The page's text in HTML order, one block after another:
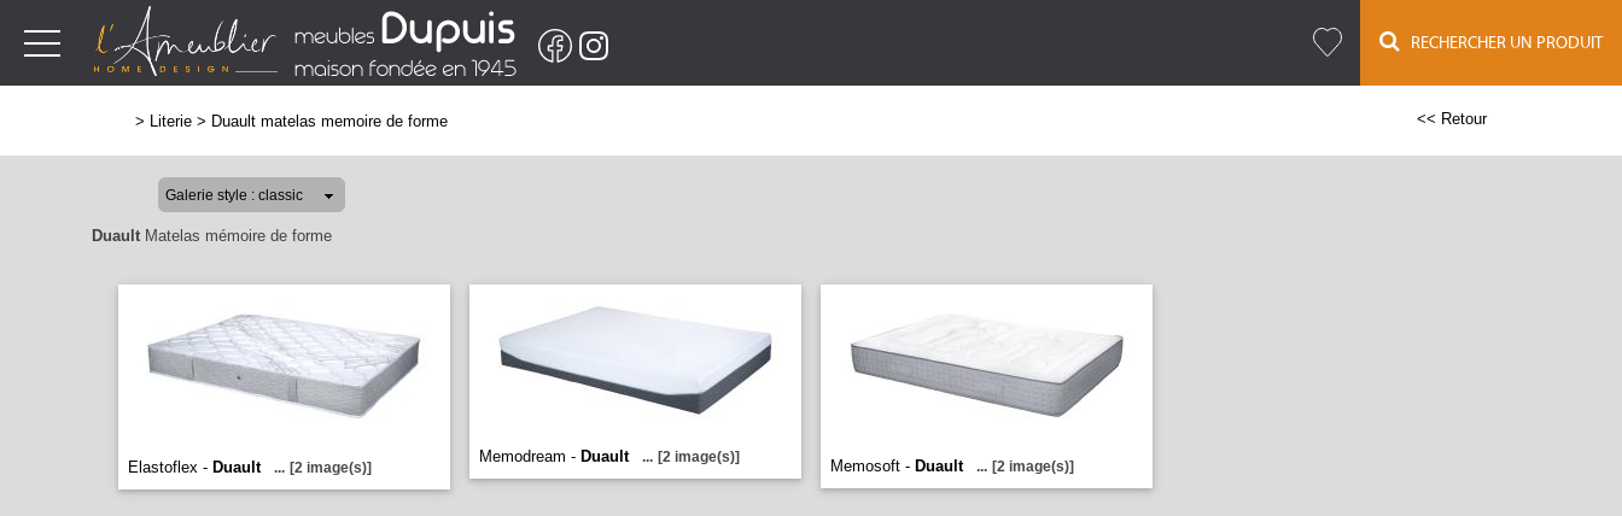
RECHERCHER UN PRODUIT
> Literie > Duault matelas memoire de forme << Retour
Duault Matelas mémoire de forme
Elastoflex - Duault ... [2 image(s)]
Memodream - Duault ... [2 image(s)] Memosoft - Duault ... [2 image(s)]